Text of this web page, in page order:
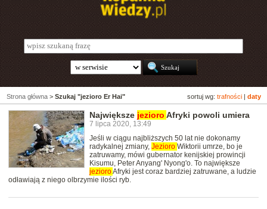
sortuj wg: trafności daty
Strona główna > Szukaj "jezioro Er Hai"
Największe jezioro Afryki powoli umiera
7 lipca 2020, 13:49
Jeśli w ciągu najbliższych 50 lat nie dokonamy
radykalnej zmiany, Jezioro Wiktorii umrze, bo je
zatruwamy, mówi gubernator kenijskiej prowincji
Kisumu, Peter Anyang' Nyong'o. To największe
jezioroAfryki jest coraz bardziej zatruwane, a ludzie
odławiają z niego olbrzymie ilości ryb.